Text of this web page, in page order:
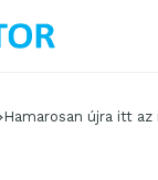
Hamarosan újra itt